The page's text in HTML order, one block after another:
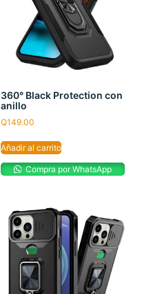
360° Black Protection con
anillo
Q149.00
Añadir al carrito
Compra por WhatsApp